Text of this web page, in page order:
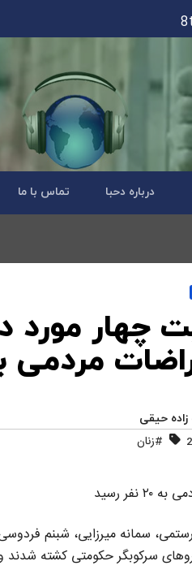
درباره دحبا تماس با ما
چهار مورد
مردمی به ۲۰ نفر
حیقی
#زنان
سمانە میرزایی، شبنم
سرکوبگر حکومتی کشته شدند و با